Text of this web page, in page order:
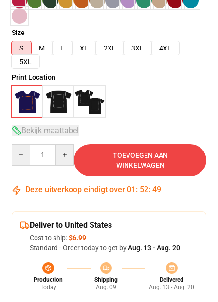
Size
S
M L XL 2XL 3XL
4XL
5XL
Print Location
Bekijk maattabel
TOEVOEGEN AAN
WINKELWAGEN
Deze uitverkoop eindigt over 01 : 52: 48
Deliver to United States
Cost to ship:$6.99
Standard - Order today to get byAug. 13 - Aug. 20
Production
Today
Shipping
Aug. 09
Delivered
Aug. 13 - Aug. 20